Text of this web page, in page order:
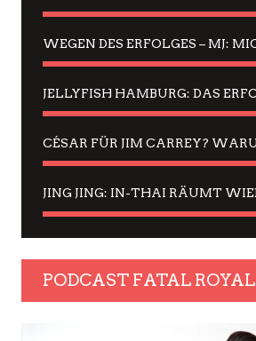
PODCAST FATAL ROYAL